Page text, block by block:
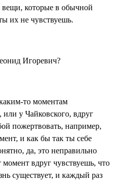
вещи, которые в обычной
их не чувствуешь.
Игоревич?
то моментам
у Чайковского, вдруг
пожертвовать, например,
и как бы так ты себе
да, это неправильно
момент вдруг чувствуешь, что
существует, и каждый раз